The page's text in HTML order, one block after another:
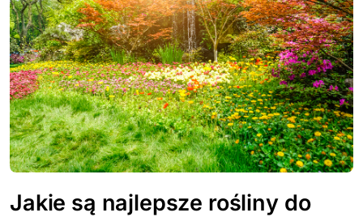
Jakie są najlepsze rośliny do